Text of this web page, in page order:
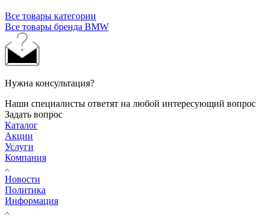
Все товары категории
Все товары бренда BMW
Нужна консультация?
Наши специалисты ответят на любой интересующий вопрос
Задать вопрос
Каталог
Акции
Услуги
Компания
Новости
Политика
Информация